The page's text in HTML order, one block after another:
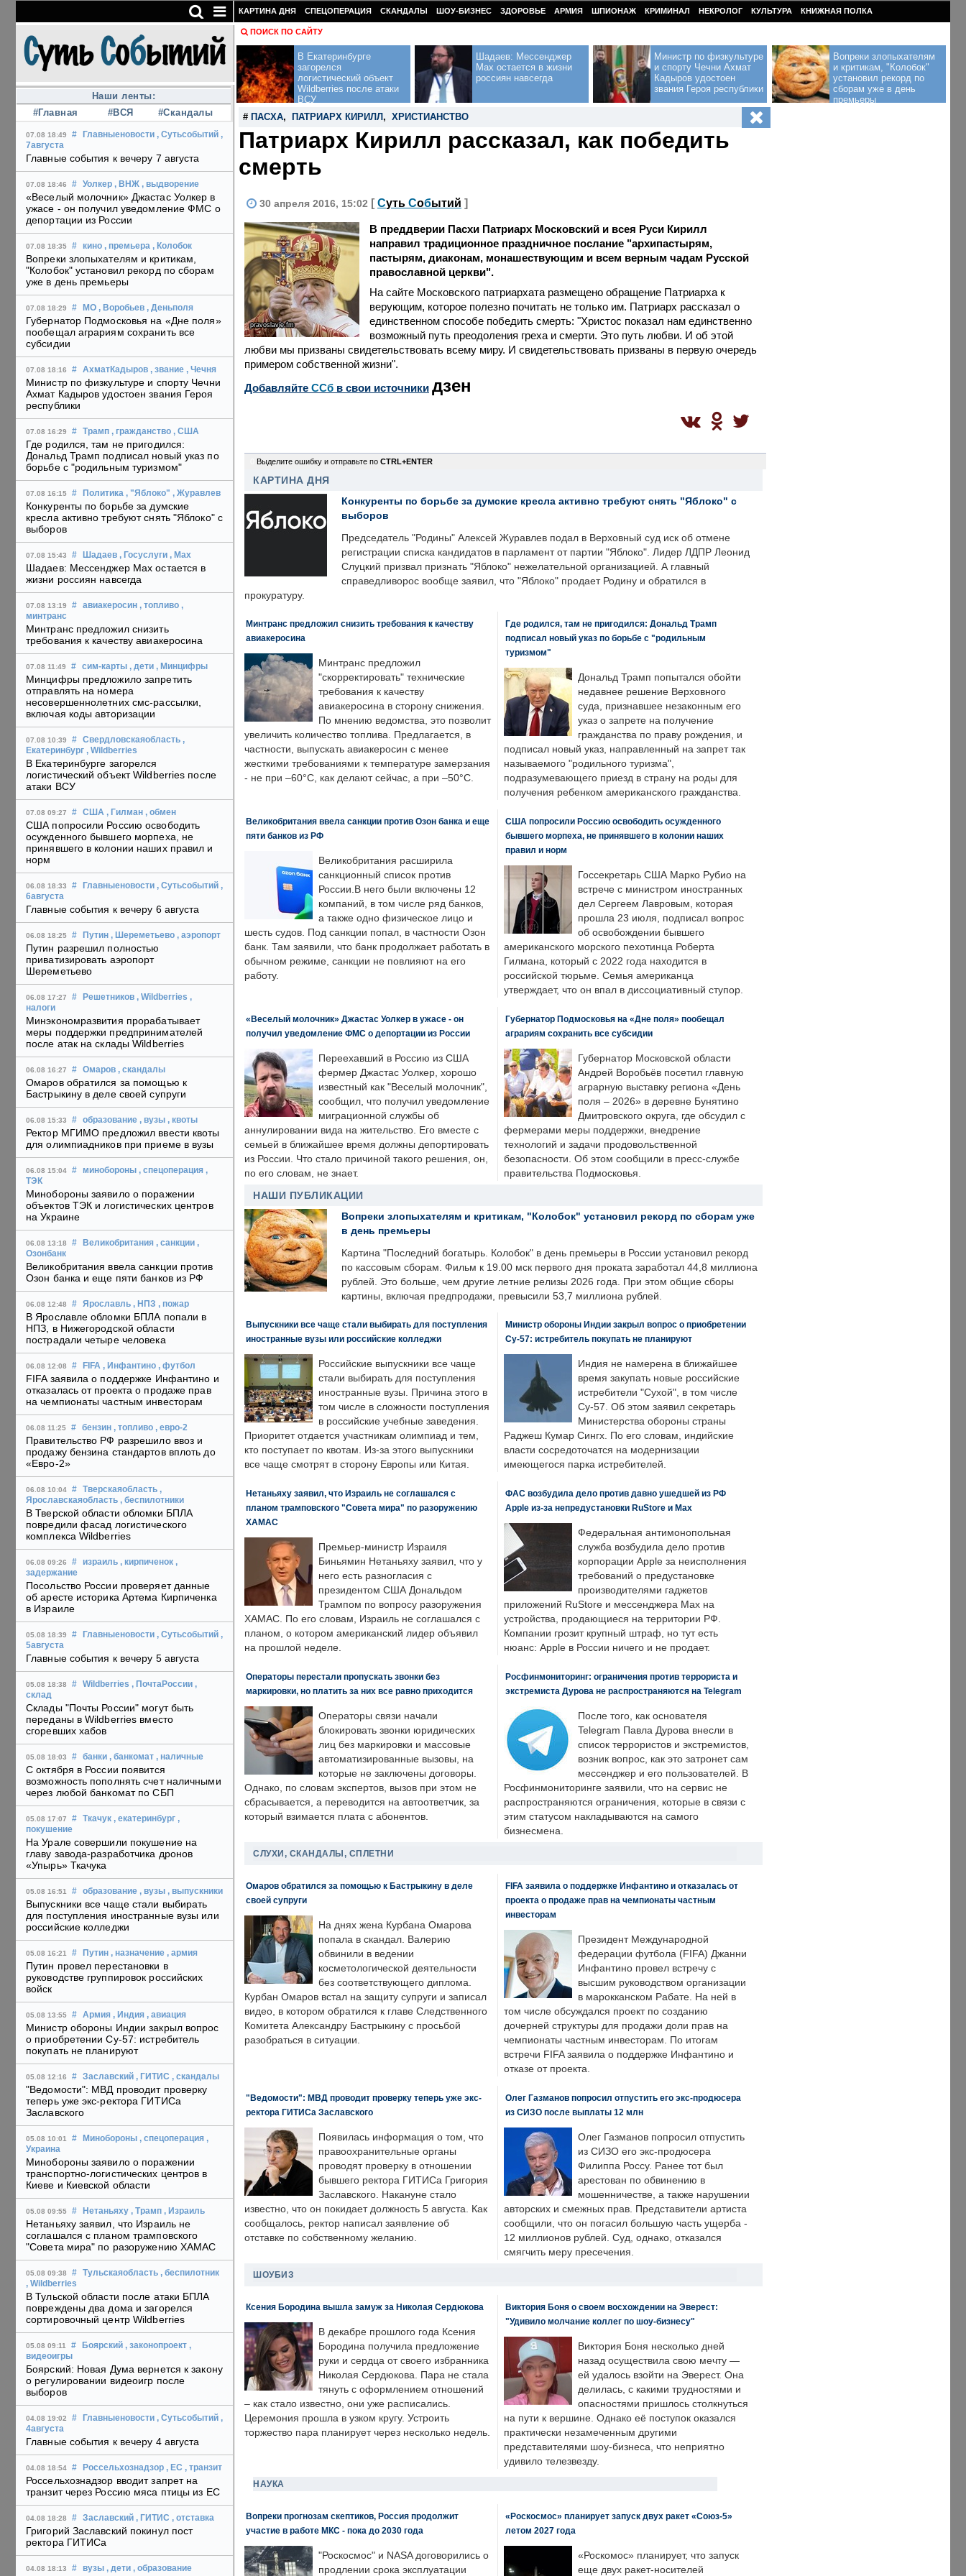
Наши ленты:
#Главная
#ВСЯ #Скандалы
07.08 18:49 # Главныеновости , Сутьсобытий ,
7августа
Главные события к вечеру 7 августа
07.08 18:46 # Уолкер , ВНЖ , выдворение
«Веселый молочник» Джастас Уолкер в
ужасе - он получил уведомление ФМС о
депортации из России
07.08 18:35 # кино , премьера , Колобок
Вопреки злопыхателям и критикам,
"Колобок" установил рекорд по сборам
уже в день премьеры
07.08 18:29 # МО , Воробьев , Деньполя
Губернатор Подмосковья на «Дне поля»
пообещал аграриям сохранить все
субсидии
07.08 18:16 # АхматКадыров , звание , Чечня
Министр по физкультуре и спорту Чечни
Ахмат Кадыров удостоен звания Героя
республики
07.08 16:29 # Трамп , гражданство , США
Где родился, там не пригодился:
Дональд Трамп подписал новый указ по
борьбе с "родильным туризмом"
07.08 16:15 # Политика , "Яблоко" , Журавлев
Конкуренты по борьбе за думские
кресла активно требуют снять "Яблоко" с
выборов
07.08 15:43 # Шадаев , Госуслуги , Max
Шадаев: Мессенджер Max остается в
жизни россиян навсегда
07.08 13:19 # авиакеросин , топливо ,
минтранс
Минтранс предложил снизить
требования к качеству авиакеросина
07.08 11:49 # сим-карты , дети , Минцифры
Минцифры предложило запретить
отправлять на номера
несовершеннолетних смс-рассылки,
включая коды авторизации
07.08 10:39 # Свердловскаяобласть ,
Екатеринбург , Wildberries
В Екатеринбурге загорелся
логистический объект Wildberries после
атаки ВСУ
07.08 09:27 # США , Гилман , обмен
США попросили Россию освободить
осужденного бывшего морпеха, не
принявшего в колонии наших правил и
норм
06.08 18:33 # Главныеновости , Сутьсобытий ,
6августа
Главные события к вечеру 6 августа
06.08 18:25 # Путин , Шереметьево , аэропорт
Путин разрешил полностью
приватизировать аэропорт
Шереметьево
06.08 17:27 # Решетников , Wildberries ,
налоги
Минэкономразвития прорабатывает
меры поддержки предпринимателей
после атак на склады Wildberries
06.08 16:27 # Омаров , скандалы
Омаров обратился за помощью к
Бастрыкину в деле своей супруги
06.08 15:33 # образование , вузы , квоты
Ректор МГИМО предложил ввести квоты
для олимпиадников при приеме в вузы
06.08 15:04 # минобороны , спецоперация ,
ТЭК
Минобороны заявило о поражении
объектов ТЭК и логистических центров
на Украине
06.08 13:18 # Великобритания , санкции ,
Озонбанк
Великобритания ввела санкции против
Озон банка и еще пяти банков из РФ
06.08 12:48 # Ярославль , НПЗ , пожар
В Ярославле обломки БПЛА попали в
НПЗ, в Нижегородской области
пострадали четыре человека
06.08 12:08 # FIFA , Инфантино , футбол
FIFA заявила о поддержке Инфантино и
отказалась от проекта о продаже прав
на чемпионаты частным инвесторам
06.08 11:25 # бензин , топливо , евро-2
Правительство РФ разрешило ввоз и
продажу бензина стандартов вплоть до
«Евро-2»
06.08 10:04 # Тверскаяобласть ,
Ярославскаяобласть , беспилотники
В Тверской области обломки БПЛА
повредили фасад логистического
комплекса Wildberries
06.08 09:26 # израиль , кирпиченок ,
задержание
Посольство России проверяет данные
об аресте историка Артема Кирпиченка
в Израиле
05.08 18:39 # Главныеновости , Сутьсобытий ,
5августа
Главные события к вечеру 5 августа
05.08 18:38 # Wildberries , ПочтаРоссии ,
склад
Склады "Почты России" могут быть
переданы в Wildberries вместо
сгоревших хабов
05.08 18:03 # банки , банкомат , наличные
С октября в России появится
возможность пополнять счет наличными
через любой банкомат по СБП
05.08 17:07 # Ткачук , екатеринбург ,
покушение
На Урале совершили покушение на
главу завода-разработчика дронов
«Упырь» Ткачука
05.08 16:51 # образование , вузы , выпускники
Выпускники все чаще стали выбирать
для поступления иностранные вузы или
российские колледжи
05.08 16:21 # Путин , назначение , армия
Путин провел перестановки в
руководстве группировок российских
войск
05.08 13:55 # Армия , Индия , авиация
Министр обороны Индии закрыл вопрос
о приобретении Су-57: истребитель
покупать не планируют
05.08 12:16 # Заславский , ГИТИС , скандалы
"Ведомости": МВД проводит проверку
теперь уже экс-ректора ГИТИСа
Заславского
05.08 10:01 # Минобороны , спецоперация ,
Украина
Минобороны заявило о поражении
транспортно-логистических центров в
Киеве и Киевской области
05.08 09:55 # Нетаньяху , Трамп , Израиль
Нетаньяху заявил, что Израиль не
соглашался с планом трамповского
"Совета мира" по разоружению ХАМАС
05.08 09:38 # Тульскаяобласть , беспилотник
, Wildberries
В Тульской области после атаки БПЛА
повреждены два дома и загорелся
сортировочный центр Wildberries
05.08 09:11 # Боярский , законопроект ,
видеоигры
Боярский: Новая Дума вернется к закону
о регулировании видеоигр после
выборов
04.08 19:02 # Главныеновости , Сутьсобытий ,
4августа
Главные события к вечеру 4 августа
04.08 18:54 # Россельхознадзор , ЕС , транзит
Россельхознадзор вводит запрет на
транзит через Россию мяса птицы из ЕС
04.08 18:28 # Заславский , ГИТИС , отставка
Григорий Заславский покинул пост
ректора ГИТИСа
04.08 18:13 # вузы , дети , образование
КАРТИНА ДНЯ СПЕЦОПЕРАЦИЯ СКАНДАЛЫ ШОУ-БИЗНЕС ЗДОРОВЬЕ АРМИЯ ШПИОНАЖ КРИМИНАЛ НЕКРОЛОГ КУЛЬТУРА КНИЖНАЯ ПОЛКА
ПОИСК ПО САЙТУ
В Екатеринбурге
загорелся
логистический объект
Wildberries после атаки
ВСУ
Шадаев: Мессенджер
Max остается в жизни
россиян навсегда
Министр по физкультуре
и спорту Чечни Ахмат
Кадыров удостоен
звания Героя республики
Вопреки злопыхателям
и критикам, "Колобок"
установил рекорд по
сборам уже в день
премьеры
# ПАСХА, ПАТРИАРХ КИРИЛЛ , ХРИСТИАНСТВО
Патриарх Кирилл рассказал, как победить
смерть
30 апреля 2016, 15:02 [ Суть Событий ]
pravoslavie.fm
В преддверии Пасхи Патриарх Московский и всея Руси Кирилл
направил традиционное праздничное послание "архипастырям,
пастырям, диаконам, монашествующим и всем верным чадам Русской
православной церкви".
На сайте Московского патриархата размещено обращение Патриарха к
верующим, которое полезно почитать не только им. Патриарх рассказал о
единственном способе победить смерть: "Христос показал нам единственно
возможный путь преодоления греха и смерти. Это путь любви. И об этой
любви мы призваны свидетельствовать всему миру. И свидетельствовать призваны в первую очередь
примером собственной жизни".
Добавляйте CСб в свои источники дзен
Выделите ошибку и отправьте по CTRL+ENTER
КАРТИНА ДНЯ
Конкуренты по борьбе за думские кресла активно требуют снять "Яблоко" с
выборов
Председатель "Родины" Алексей Журавлев подал в Верховный суд иск об отмене
регистрации списка кандидатов в парламент от партии "Яблоко". Лидер ЛДПР Леонид
Слуцкий призвал признать "Яблоко" нежелательной организацией. А главный
справедливорос вообще заявил, что "Яблоко" продает Родину и обратился в
прокуратуру.
Минтранс предложил снизить требования к качеству
авиакеросина
Минтранс предложил
"скорректировать" технические
требования к качеству
авиакеросина в сторону снижения.
По мнению ведомства, это позволит
увеличить количество топлива. Предлагается, в
частности, выпускать авиакеросин с менее
жесткими требованиями к температуре замерзания
- не при –60°C, как делают сейчас, а при –50°C.
Где родился, там не пригодился: Дональд Трамп
подписал новый указ по борьбе с "родильным
туризмом"
Дональд Трамп попытался обойти
недавнее решение Верховного
суда, признавшее незаконным его
указ о запрете на получение
гражданства по праву рождения, и
подписал новый указ, направленный на запрет так
называемого "родильного туризма",
подразумевающего приезд в страну на роды для
получения ребенком американского гражданства.
Великобритания ввела санкции против Озон банка и еще
пяти банков из РФ
Великобритания расширила
санкционный список против
России.В него были включены 12
компаний, в том числе ряд банков,
а также одно физическое лицо и
шесть судов. Под санкции попал, в частности Озон
банк. Там заявили, что банк продолжает работать в
обычном режиме, санкции не повлияют на его
работу.
США попросили Россию освободить осужденного
бывшего морпеха, не принявшего в колонии наших
правил и норм
Госсекретарь США Марко Рубио на
встрече с министром иностранных
дел Сергеем Лавровым, которая
прошла 23 июля, подписал вопрос
об освобождении бывшего
американского морского пехотинца Роберта
Гилмана, который с 2022 года находится в
российской тюрьме. Семья американца
утверждает, что он впал в диссоциативный ступор.
«Веселый молочник» Джастас Уолкер в ужасе - он
получил уведомление ФМС о депортации из России
Переехавший в Россию из США
фермер Джастас Уолкер, хорошо
известный как "Веселый молочник",
сообщил, что получил уведомление
миграционной службы об
аннулировании вида на жительство. Его вместе с
семьей в ближайшее время должны депортировать
из России. Что стало причиной такого решения, он,
по его словам, не знает.
Губернатор Подмосковья на «Дне поля» пообещал
аграриям сохранить все субсидии
Губернатор Московской области
Андрей Воробьёв посетил главную
аграрную выставку региона «День
поля – 2026» в деревне Бунятино
Дмитровского округа, где обсудил с
фермерами меры поддержки, внедрение
технологий и задачи продовольственной
безопасности. Об этом сообщили в пресс-службе
правительства Подмосковья.
НАШИ ПУБЛИКАЦИИ
Вопреки злопыхателям и критикам, "Колобок" установил рекорд по сборам уже
в день премьеры
Картина "Последний богатырь. Колобок" в день премьеры в России установил рекорд
по кассовым сборам. Фильм к 19.00 мск первого дня проката заработал 44,8 миллиона
рублей. Это больше, чем другие летние релизы 2026 года. При этом общие сборы
картины, включая предпродажи, превысили 53,7 миллиона рублей.
Выпускники все чаще стали выбирать для поступления
иностранные вузы или российские колледжи
Российские выпускники все чаще
стали выбирать для поступления
иностранные вузы. Причина этого в
том числе в сложности поступления
в российские учебные заведения.
Приоритет отдается участникам олимпиад и тем,
кто поступает по квотам. Из-за этого выпускники
все чаще смотрят в сторону Европы или Китая.
Министр обороны Индии закрыл вопрос о приобретении
Су-57: истребитель покупать не планируют
Индия не намерена в ближайшее
время закупать новые российские
истребители "Сухой", в том числе
Су-57. Об этом заявил секретарь
Министерства обороны страны
Раджеш Кумар Сингх. По его словам, индийские
власти сосредоточатся на модернизации
имеющегося парка истребителей.
Нетаньяху заявил, что Израиль не соглашался с
планом трамповского "Совета мира" по разоружению
ХАМАС
Премьер-министр Израиля
Биньямин Нетаньяху заявил, что у
него есть разногласия с
президентом США Дональдом
Трампом по вопросу разоружения
ХАМАС. По его словам, Израиль не соглашался с
планом, о котором американский лидер объявил
на прошлой неделе.
ФАС возбудила дело против давно ушедшей из РФ
Apple из-за непредустановки RuStore и Max
Федеральная антимонопольная
служба возбудила дело против
корпорации Apple за неисполнения
требований о предустановке
производителями гаджетов
приложений RuStore и мессенджера Max на
устройства, продающиеся на территории РФ.
Компании грозит крупный штраф, но тут есть
нюанс: Apple в России ничего и не продает.
Операторы перестали пропускать звонки без
маркировки, но платить за них все равно приходится
Операторы связи начали
блокировать звонки юридических
лиц без маркировки и массовые
автоматизированные вызовы, на
которые не заключены договоры.
Однако, по словам экспертов, вызов при этом не
сбрасывается, а переводится на автоответчик, за
который взимается плата с абонентов.
Росфинмониторинг: ограничения против террориста и
экстремиста Дурова не распространяются на Telegram
После того, как основателя
Telegram Павла Дурова внесли в
список террористов и экстремистов,
возник вопрос, как это затронет сам
мессенджер и его пользователей. В
Росфинмониторинге заявили, что на сервис не
распространяются ограничения, которые в связи с
этим статусом накладываются на самого
бизнесмена.
СЛУХИ, СКАНДАЛЫ, СПЛЕТНИ
Омаров обратился за помощью к Бастрыкину в деле
своей супруги
На днях жена Курбана Омарова
попала в скандал. Валерию
обвинили в ведении
косметологической деятельности
без соответствующего диплома.
Курбан Омаров встал на защиту супруги и записал
видео, в котором обратился к главе Следственного
Комитета Александру Бастрыкину с просьбой
разобраться в ситуации.
FIFA заявила о поддержке Инфантино и отказалась от
проекта о продаже прав на чемпионаты частным
инвесторам
Президент Международной
федерации футбола (FIFA) Джанни
Инфантино провел встречу с
высшим руководством организации
в марокканском Рабате. На ней в
том числе обсуждался проект по созданию
дочерней структуры для продажи доли прав на
чемпионаты частным инвесторам. По итогам
встречи FIFA заявила о поддержке Инфантино и
отказе от проекта.
"Ведомости": МВД проводит проверку теперь уже экс-
ректора ГИТИСа Заславского
Появилась информация о том, что
правоохранительные органы
проводят проверку в отношении
бывшего ректора ГИТИСа Григория
Заславского. Накануне стало
известно, что он покидает должность 5 августа. Как
сообщалось, ректор написал заявление об
отставке по собственному желанию.
Олег Газманов попросил отпустить его экс-продюсера
из СИЗО после выплаты 12 млн
Олег Газманов попросил отпустить
из СИЗО его экс-продюсера
Филиппа Россу. Ранее тот был
арестован по обвинению в
мошенничестве, а также нарушении
авторских и смежных прав. Представители артиста
сообщили, что он погасил большую часть ущерба -
12 миллионов рублей. Суд, однако, отказался
смягчить меру пресечения.
ШОУБИЗ
Ксения Бородина вышла замуж за Николая Сердюкова
В декабре прошлого года Ксения
Бородина получила предложение
руки и сердца от своего избранника
Николая Сердюкова. Пара не стала
тянуть с оформлением отношений
– как стало известно, они уже расписались.
Церемония прошла в узком кругу. Устроить
торжество пара планирует через несколько недель.
Виктория Боня о своем восхождении на Эверест:
"Удивило молчание коллег по шоу-бизнесу"
Виктория Боня несколько дней
назад осуществила свою мечту —
ей удалось взойти на Эверест. Она
делилась, с какими трудностями и
опасностями пришлось столкнуться
на пути к вершине. Однако её поступок оказался
практически незамеченным другими
представителями шоу-бизнеса, что неприятно
удивило телезвезду.
НАУКА
Вопреки прогнозам скептиков, Россия продолжит
участие в работе МКС - пока до 2030 года
"Роскосмос" и NASA договорились о
продлении срока эксплуатации
«Роскосмос» планирует запуск двух ракет «Союз-5»
летом 2027 года
«Роскомос» планирует, что запуск
еще двух ракет-носителей